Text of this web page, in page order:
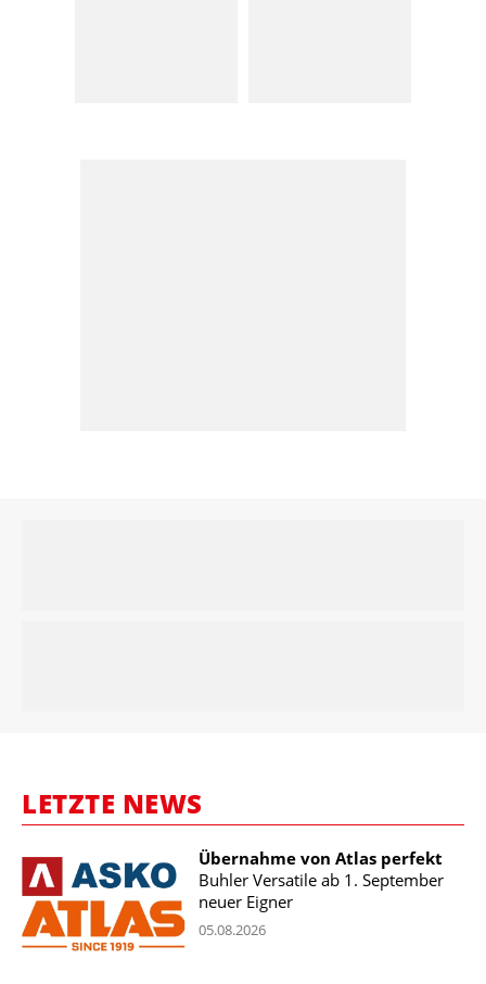
LETZTE NEWS
Übernahme von Atlas perfekt
Buhler Versatile ab 1. September
neuer Eigner
05.08.2026